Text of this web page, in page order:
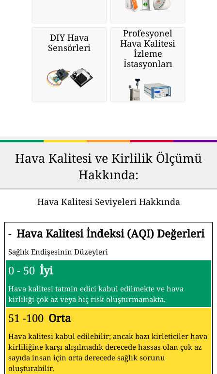
DIY Hava
Sensörleri
Profesyonel
Hava Kalitesi
İzleme
İstasyonları
Hava Kalitesi ve Kirlilik Ölçümü
Hakkında:
Hava Kalitesi Seviyeleri Hakkında
- Hava Kalitesi İndeksi (AQI) Değerleri
Sağlık Endişesinin Düzeyleri
0 - 50 İyi
Hava kalitesi tatmin edici kabul edilmekte ve hava
kirliliği çok az veya hiç risk oluşturmamakta.
51 -100 Orta
Hava kalitesi kabul edilebilir; ancak bazı kirleticiler hava
kirliliğine karşı alışılmadık derecede hassas olan çok az
sayıda insan için orta derecede sağlık sorunu
oluşturabilir.